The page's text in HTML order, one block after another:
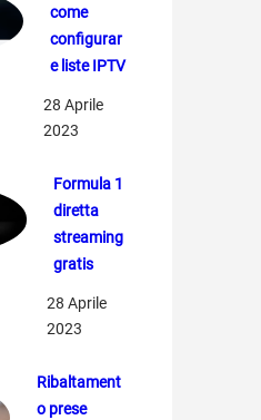
come
configurar
e liste IPTV
28 Aprile
2023
Formula 1
diretta
streaming
gratis
28 Aprile
2023
Ribaltament
o prese